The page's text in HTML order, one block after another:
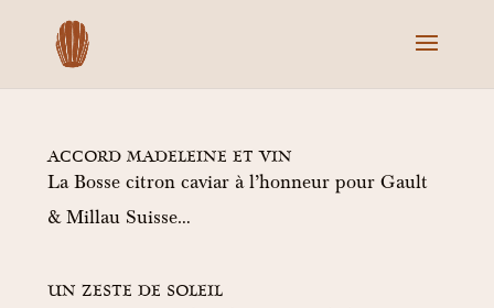
ACCORD MADELEINE ET VIN
La Bosse citron caviar à l’honneur pour Gault
& Millau Suisse…
UN ZESTE DE SOLEIL